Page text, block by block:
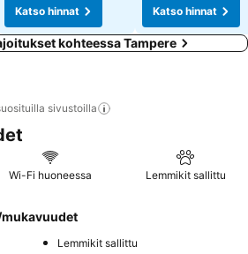
Katso hinnat
Katso hinnat
kohteessa Tampere
sivustoilla
Wi-Fi huoneessa Lemmikit sallittu
Lemmikit sallittu